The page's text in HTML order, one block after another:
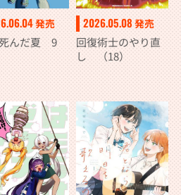
発売
んだ夏 9
2026.05.08 発売
回復術士のやり直
し （18）